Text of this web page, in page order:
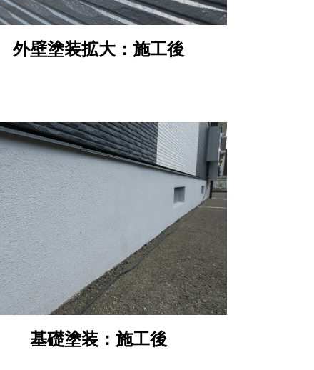
外壁塗装拡大：施工後
基礎塗装：施工後